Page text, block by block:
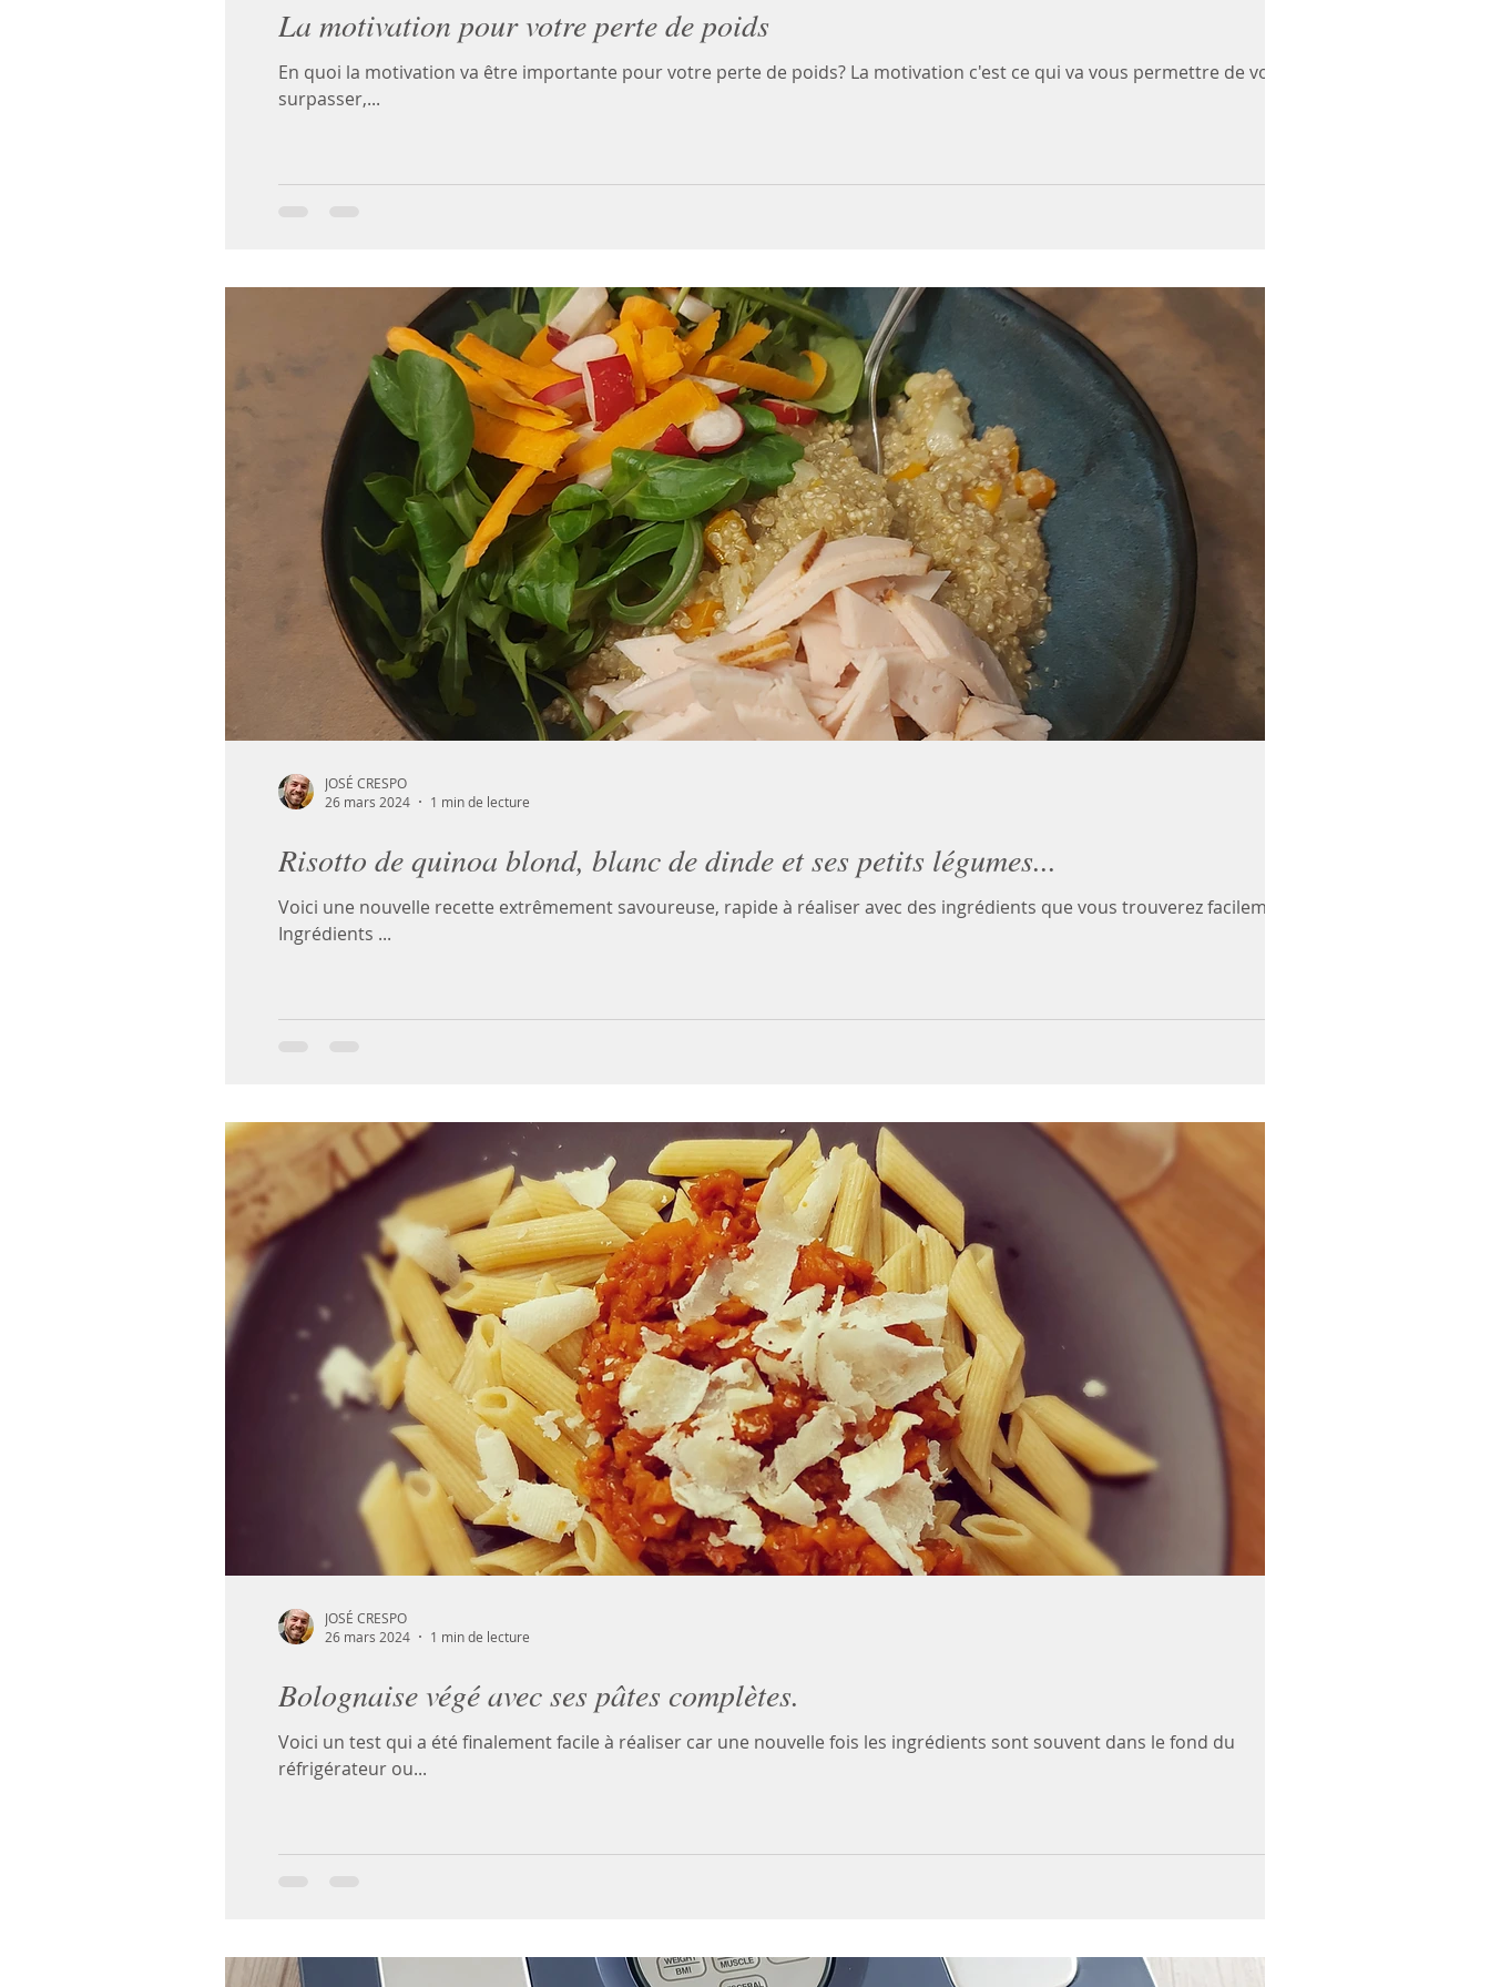
La motivation pour votre perte de poids
En quoi la motivation va être importante pour votre perte de poids? La motivation c'est ce qui va vous permettre de vous
surpasser,...
Risotto de quinoa blond, blanc de dinde et ses petits légumes...
Voici une nouvelle recette extrêmement savoureuse, rapide à réaliser avec des ingrédients que vous trouverez facilement.
Ingrédients ...
JOSÉ CRESPO
26 mars 2024
1 min de lecture
Bolognaise végé avec ses pâtes complètes.
Voici un test qui a été finalement facile à réaliser car une nouvelle fois les ingrédients sont souvent dans le fond du
réfrigérateur ou...
JOSÉ CRESPO
26 mars 2024
1 min de lecture